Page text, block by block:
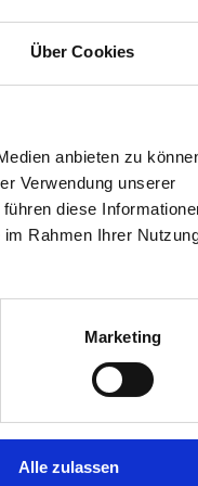
Über Cookies
anbieten zu
Verwendung unserer
diese
Rahmen Ihrer
Marketing
Alle zulassen
die Lieferfrist sind
da nicht alle Artikel
Verkauf der
(unter den in § 5a
von 5 % über dem von der
ist, ist der Verkäufer
und die
wird mit Erhalt der
einen Datenaustausch
anerkannt sind.